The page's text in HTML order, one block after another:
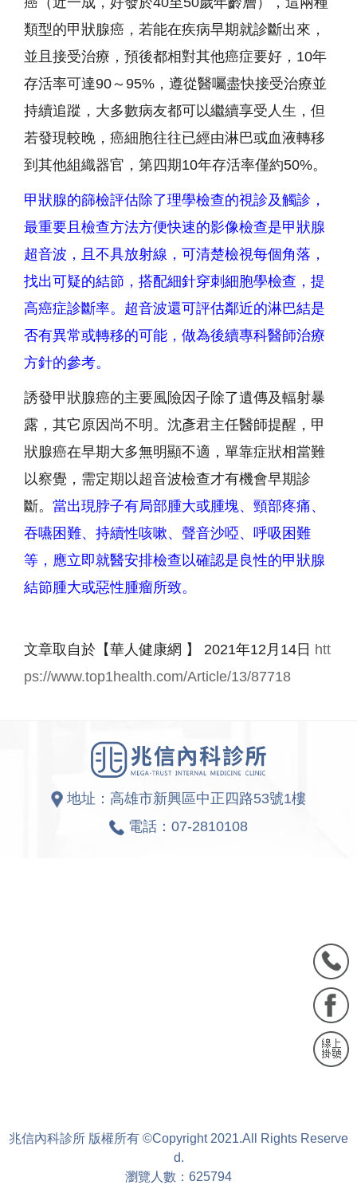
類型的甲狀腺癌，若能在疾病早期就診斷出來，
並且接受治療，預後都相對其他癌症要好，10年
存活率可達90～95%，遵從醫囑盡快接受治療並
持續追蹤，大多數病友都可以繼續享受人生，但
若發現較晚，癌細胞往往已經由淋巴或血液轉移
到其他組織器官，第四期10年存活率僅約50%。
甲狀腺的篩檢評估除了理學檢查的視診及觸診，
最重要且檢查方法方便快速的影像檢查是甲狀腺
超音波，且不具放射線，可清楚檢視每個角落，
找出可疑的結節，搭配細針穿刺細胞學檢查，提
高癌症診斷率。超音波還可評估鄰近的淋巴結是
否有異常或轉移的可能，做為後續專科醫師治療
方針的參考。
誘發甲狀腺癌的主要風險因子除了遺傳及輻射暴
露，其它原因尚不明。沈彥君主任醫師提醒，甲
狀腺癌在早期大多無明顯不適，單靠症狀相當難
以察覺，需定期以超音波檢查才有機會早期診
斷。 當出現脖子有局部腫大或腫塊、頸部疼痛、
吞嚥困難、持續性咳嗽、聲音沙啞、呼吸困難
等，應立即就醫安排檢查以確認是良性的甲狀腺
結節腫大或惡性腫瘤所致。
文章取自於【華人健康網 】 2021年12月14日 htt
ps://www.top1health.com/Article/13/87718
地址：高雄市新興區中正四路53號1樓
電話： 07-2810108
兆信內科診所 版權所有 ©Copyright 2021.All Rights Reserve
d.
瀏覽人數：625794